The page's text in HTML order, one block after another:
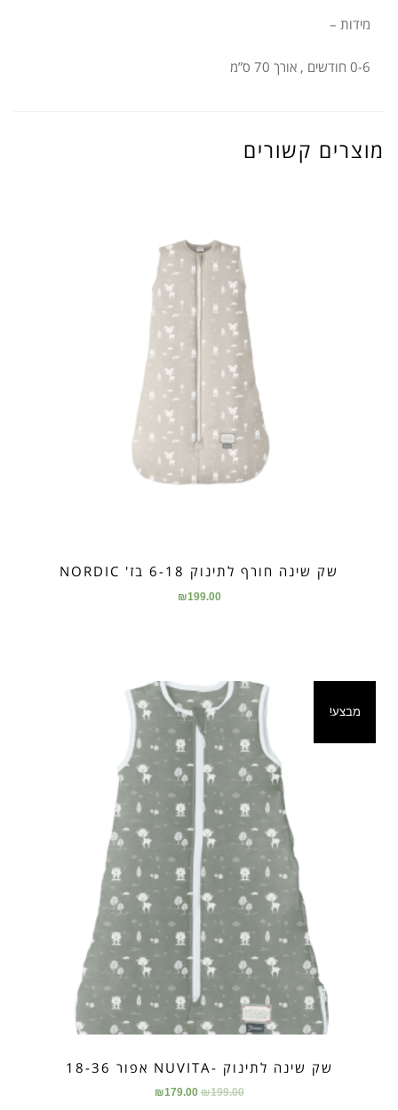
מידות –
0-6 חודשים , אורך 70 ס”מ
מוצרים קשורים
שק שינה חורף לתינוק 6-18 בז' NORDIC
₪199.00
מבצע!
שק שינה לתינוק -NUVITA אפור 18-36
₪199.00
₪179.00